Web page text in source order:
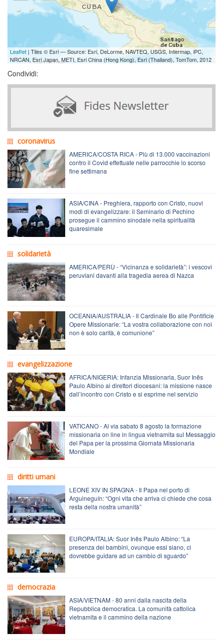
Leaflet | Tiles © Esri — Source: Esri, DeLorme, NAVTEQ, USGS, Intermap, iPC,
NRCAN, Esri Japan, METI, Esri China (Hong Kong), Esri (Thailand), TomTom, 2012
Condividi:
coronavirus
AMERICA/COSTA RICA - Più di 13.000 vaccinazioni
contro il Covid effettuate nelle parrocchie lo scorso
fine settimana
ASIA/CINA - Preghiera, rapporto con Cristo, nuovi
modi di evangelizzare: il Seminario di Pechino
prosegue il cammino sinodale nella spiritualità
quaresimale
solidarietà
AMERICA/PERÙ - “Vicinanza e solidarietà”: i vescovi
peruviani davanti alla tragedia aerea di Nazca
OCEANIA/AUSTRALIA - Il Cardinale Bo alle Pontificie
Opere Missionarie: “La vostra collaborazione con noi
non è solo carità, è comunione”
evangelizzazione
AFRICA/NIGERIA: Infanzia Missionaria, Suor Inês
Paulo Albino ai direttori diocesani: la missione nasce
dall’incontro con Cristo e si esprime nel servizio
VATICANO - Al via sabato 8 agosto la formazione
missionaria on line in lingua vietnamita sul Messaggio
del Papa per la prossima Giornata Missionaria
Mondiale
diritti umani
LEONE XIV IN SPAGNA - Il Papa nel porto di
Arguineguín: “Ogni vita che arriva ci chiede che cosa
resta della nostra umanità”
EUROPA/ITALIA: Suor Inês Paulo Albino: “La
presenza dei bambini, ovunque essi siano, ci
dovrebbe guidare ad un cambio di sguardo”
democrazia
ASIA/VIETNAM - 80 anni dalla nascita della
Repubblica democratica. La comunità cattolica
vietnamita e il cammino della nazione